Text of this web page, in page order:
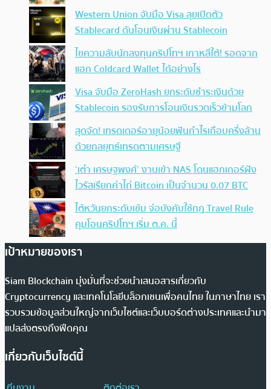
Western Union จับมือ Visa ลุยเปิดตัว
Stablecard ดันโอนเงินผ่าน Stablecoin
ไขความลับนักลงทุนคริปโทฯ เกาหลีใต้! รอดจาก
แฮก Coldcard Wallet ได้อย่างไร
Visa จับมือ ZeroHash ยกระดับชำระเงินด้วย
Stablecoin รองรับการโอนเงินรวดเร็วข้ามโลก
สุดจัด! เทรดเดอร์อายุน้อยฟันกำไรเกือบครึ่งล้าน
ด้วยกลยุทธ์เทรดตามเศรษฐี
‘เต๋า เศรษฐพงศ์’ งานเข้า NAS โดนแฮกเกอร์ฝัง
ไวรัสเรียกค่าไถ่ Bitcoin เป็นจำนวน 0.07 BTC
ไต้หวันยกระดับเข้ม จ่อบังคับใช้กฏ Travel Rule
คุมโอนคริปโทฯ เริ่ม ต.ค. นี้
เป้าหมายของเรา
Siam Blockchain มุ่งมั่นที่จะช่วยนำเสนอสารเกี่ยวกับ
Cryptocurrency และเทคโนโลยีบล็อกเชนเพื่อคนไทย ในภาษาไทย เรา
รวบรวมข้อมูลส่วนใหญ่จากเว็บไซต์และเว็บบอร์ดต่างประเทศและนำมา
แปลส่งตรงถึงฟีดคุณ
เกี่ยวกับเว็บไซต์นี้